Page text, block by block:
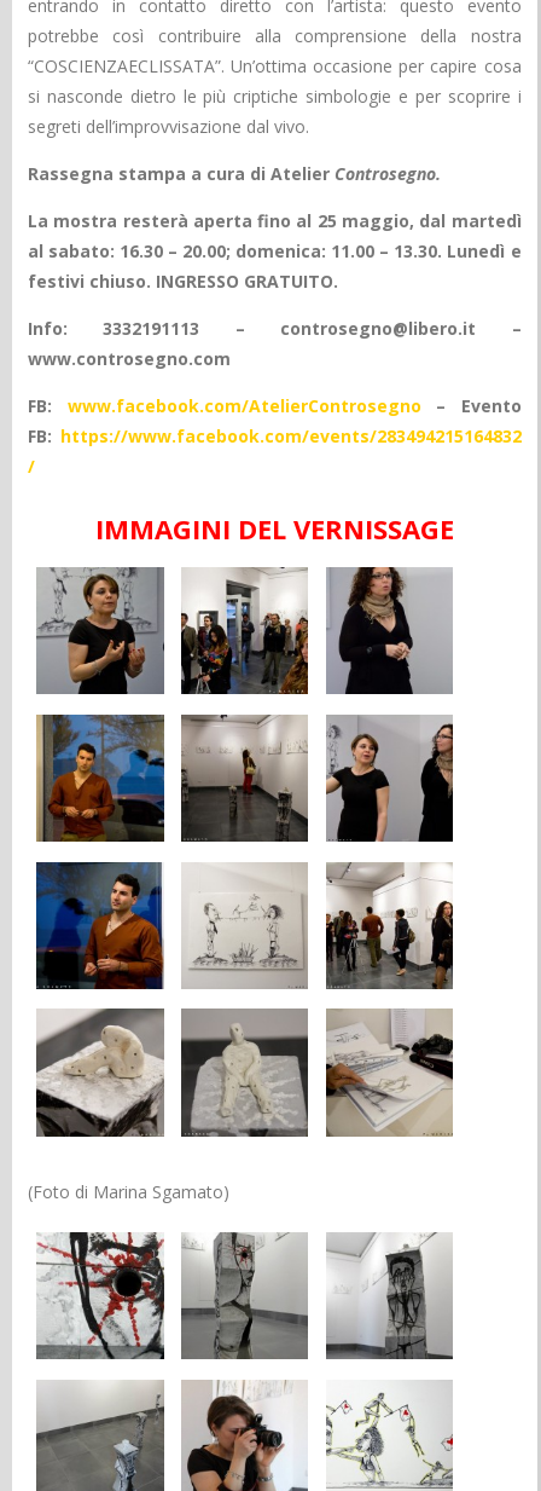
entrando in contatto diretto con l’artista: questo evento
potrebbe così contribuire alla comprensione della nostra
“COSCIENZAECLISSATA”. Un’ottima occasione per capire cosa
si nasconde dietro le più criptiche simbologie e per scoprire i
segreti dell’improvvisazione dal vivo.
Rassegna stampa a cura di Atelier Controsegno.
La mostra resterà aperta fino al 25 maggio, dal martedì
al sabato: 16.30 – 20.00; domenica: 11.00 – 13.30. Lunedì e
festivi chiuso. INGRESSO GRATUITO.
Info: 3332191113 – controsegno@libero.it –
www.controsegno.com
FB: www.facebook.com/AtelierControsegno – Evento
FB: https://www.facebook.com/events/283494215164832
/
IMMAGINI DEL VERNISSAGE
(Foto di Marina Sgamato)